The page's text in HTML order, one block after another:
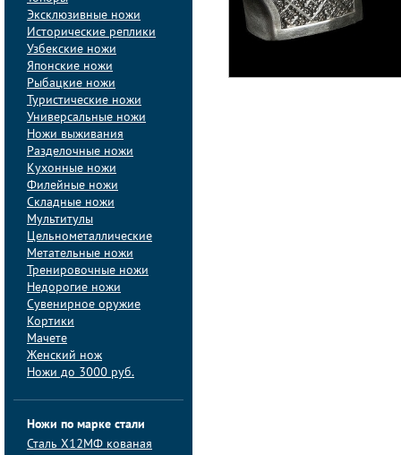
Эксклюзивные ножи
Исторические реплики
Узбекские ножи
Японские ножи
Рыбацкие ножи
Туристические ножи
Универсальные ножи
Ножи выживания
Разделочные ножи
Кухонные ножи
Филейные ножи
Складные ножи
Мультитулы
Цельнометаллические
Метательные ножи
Тренировочные ножи
Недорогие ножи
Сувенирное оружие
Кортики
Мачете
Женский нож
Ножи до 3000 руб.
Ножи по марке стали
Сталь Х12МФ кованая